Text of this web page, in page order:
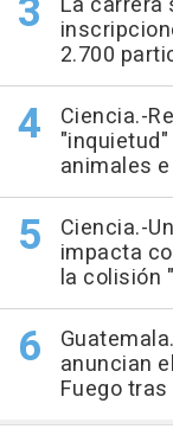
2.700
Ciencia.-
animales
Ciencia.-
impacta
la colisión
anuncian
Fuego